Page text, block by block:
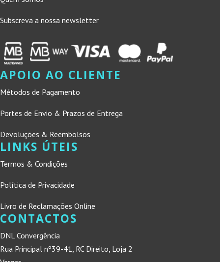
Subscreva a nossa newsletter
APOIO AO CLIENTE
Métodos de Pagamento
Portes de Envio & Prazos de Entrega
Devoluções & Reembolsos
LINKS ÚTEIS
Termos & Condições
Política de Privacidade
Livro de Reclamações Online
CONTACTOS
DNL Convergência
Rua Principal nº39-41, RC Direito, Loja 2